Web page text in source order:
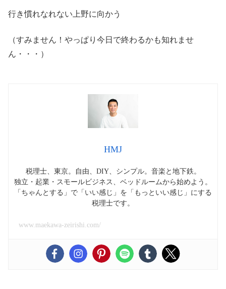
行き慣れなれない上野に向かう
（すみません！やっぱり今日で終わるかも知れませ
ん・・・）
HMJ
税理士、東京。自由、DIY、シンプル。音楽と地下鉄。
独立・起業・スモールビジネス、ベッドルームから始めよう。
「ちゃんとする」で「いい感じ」を「もっといい感じ」にする
税理士です。
www.maekawa-zeirishi.com/